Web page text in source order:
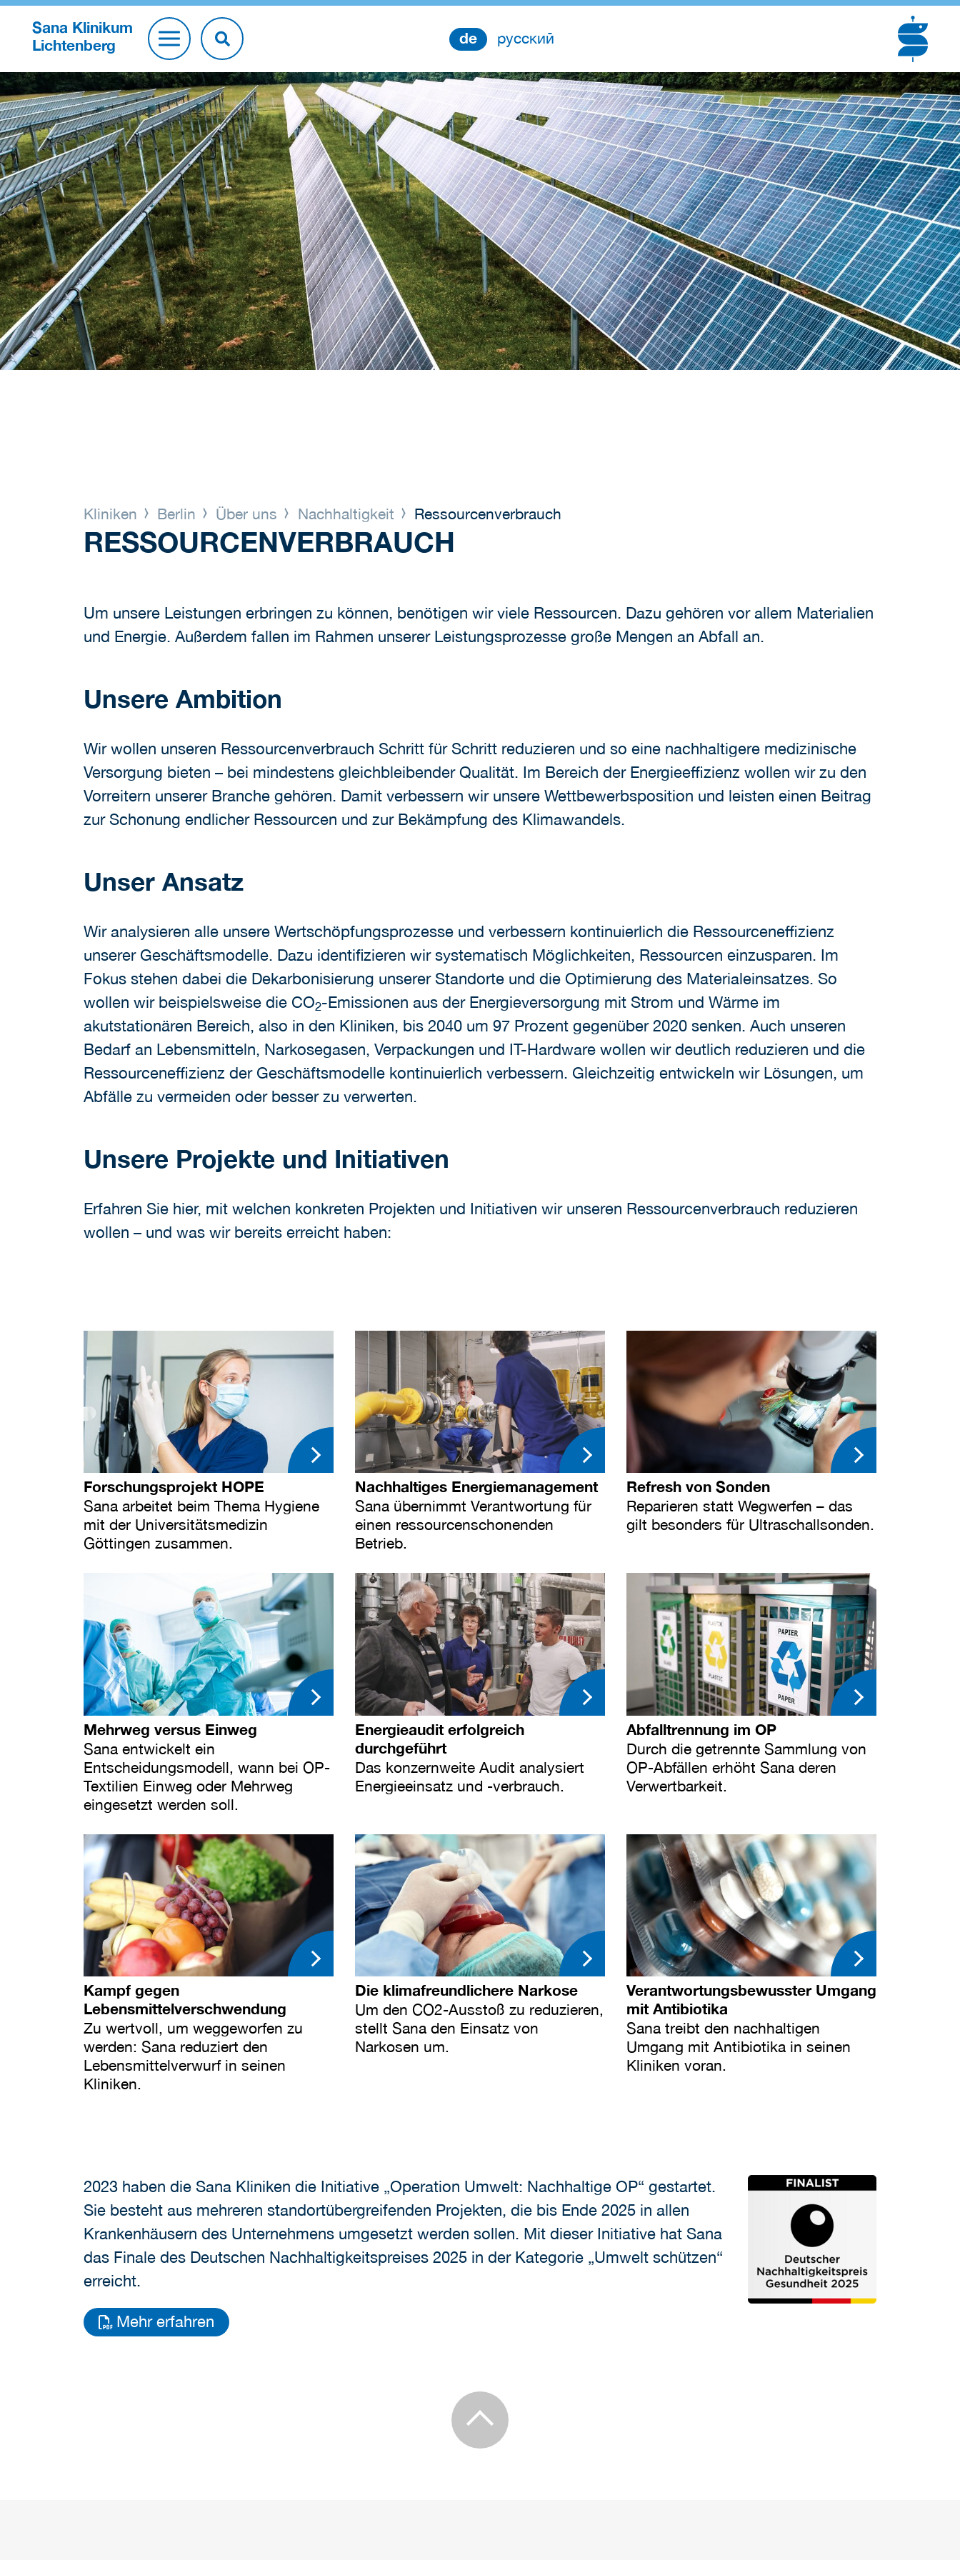
Sana Klinikum
Lichtenberg
de русский
Kliniken Berlin Über uns Nachhaltigkeit Ressourcenverbrauch
RESSOURCENVERBRAUCH
Um unsere Leistungen erbringen zu können, benötigen wir viele Ressourcen. Dazu gehören vor allem Materialien
und Energie. Außerdem fallen im Rahmen unserer Leistungsprozesse große Mengen an Abfall an.
Unsere Ambition
Wir wollen unseren Ressourcenverbrauch Schritt für Schritt reduzieren und so eine nachhaltigere medizinische
Versorgung bieten – bei mindestens gleichbleibender Qualität. Im Bereich der Energieeffizienz wollen wir zu den
Vorreitern unserer Branche gehören. Damit verbessern wir unsere Wettbewerbsposition und leisten einen Beitrag
zur Schonung endlicher Ressourcen und zur Bekämpfung des Klimawandels.
Unser Ansatz
Wir analysieren alle unsere Wertschöpfungsprozesse und verbessern kontinuierlich die Ressourceneffizienz
unserer Geschäftsmodelle. Dazu identifizieren wir systematisch Möglichkeiten, Ressourcen einzusparen. Im
Fokus stehen dabei die Dekarbonisierung unserer Standorte und die Optimierung des Materialeinsatzes. So
wollen wir beispielsweise die CO2-Emissionen aus der Energieversorgung mit Strom und Wärme im
akutstationären Bereich, also in den Kliniken, bis 2040 um 97 Prozent gegenüber 2020 senken. Auch unseren
Bedarf an Lebensmitteln, Narkosegasen, Verpackungen und IT-Hardware wollen wir deutlich reduzieren und die
Ressourceneffizienz der Geschäftsmodelle kontinuierlich verbessern. Gleichzeitig entwickeln wir Lösungen, um
Abfälle zu vermeiden oder besser zu verwerten.
Unsere Projekte und Initiativen
Erfahren Sie hier, mit welchen konkreten Projekten und Initiativen wir unseren Ressourcenverbrauch reduzieren
wollen – und was wir bereits erreicht haben:
Forschungsprojekt HOPE
Sana arbeitet beim Thema Hygiene
mit der Universitätsmedizin
Göttingen zusammen.
Nachhaltiges Energiemanagement
Sana übernimmt Verantwortung für
einen ressourcenschonenden
Betrieb.
Refresh von Sonden
Reparieren statt Wegwerfen – das
gilt besonders für Ultraschallsonden.
Mehrweg versus Einweg
Sana entwickelt ein
Entscheidungsmodell, wann bei OP-
Textilien Einweg oder Mehrweg
eingesetzt werden soll.
Energieaudit erfolgreich
durchgeführt
Das konzernweite Audit analysiert
Energieeinsatz und -verbrauch.
Abfalltrennung im OP
Durch die getrennte Sammlung von
OP-Abfällen erhöht Sana deren
Verwertbarkeit.
Kampf gegen
Lebensmittelverschwendung
Zu wertvoll, um weggeworfen zu
werden: Sana reduziert den
Lebensmittelverwurf in seinen
Kliniken.
Die klimafreundlichere Narkose
Um den CO2-Ausstoß zu reduzieren,
stellt Sana den Einsatz von
Narkosen um.
Verantwortungsbewusster Umgang
mit Antibiotika
Sana treibt den nachhaltigen
Umgang mit Antibiotika in seinen
Kliniken voran.
2023 haben die Sana Kliniken die Initiative „Operation Umwelt: Nachhaltige OP“ gestartet.
Sie besteht aus mehreren standortübergreifenden Projekten, die bis Ende 2025 in allen
Krankenhäusern des Unternehmens umgesetzt werden sollen. Mit dieser Initiative hat Sana
das Finale des Deutschen Nachhaltigkeitspreises 2025 in der Kategorie „Umwelt schützen“
erreicht.
Mehr erfahren